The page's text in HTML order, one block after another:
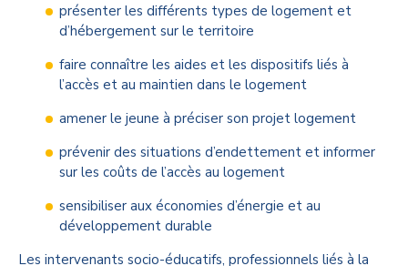
présenter les différents types de logement et
d’hébergement sur le territoire
faire connaître les aides et les dispositifs liés à
l’accès et au maintien dans le logement
amener le jeune à préciser son projet logement
prévenir des situations d’endettement et informer
sur les coûts de l’accès au logement
sensibiliser aux économies d’énergie et au
développement durable
Les intervenants socio-éducatifs, professionnels liés à la